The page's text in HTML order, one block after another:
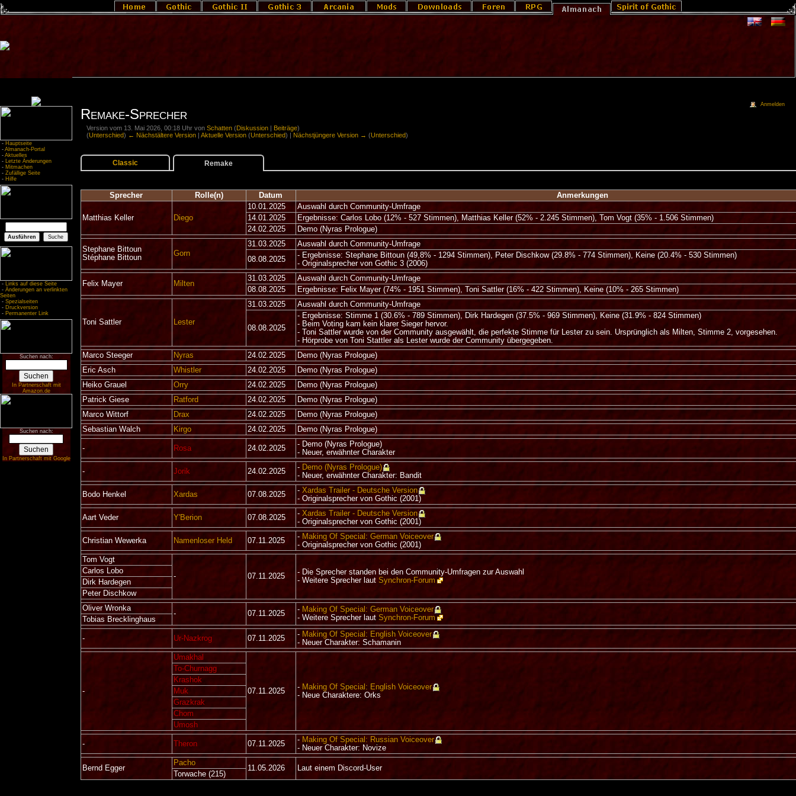
- Hauptseite
- Almanach-Portal
- Aktuelles
- Letzte Änderungen
- Mitmachen
- Zufällige Seite
- Hilfe
- Links auf diese Seite
- Änderungen an verlinkten
Seiten
- Spezialseiten
- Druckversion
- Permanenter Link
Suchen nach:
In Partnerschaft mit
Amazon.de
Suchen nach:
In Partnerschaft mit Google
Remake-Sprecher
Version vom 13. Mai 2026, 00:18 Uhr vonSchatten (Diskussion | Beiträge)
(Unterschied) ← Nächstältere Version |Aktuelle Version (Unterschied) | Nächstjüngere Version → (Unterschied)
Classic Remake
Sprecher Rolle(n) Datum Anmerkungen
Matthias Keller Diego
10.01.2025
Auswahl durch Community-Umfrage
14.01.2025
Ergebnisse: Carlos Lobo (12% - 527 Stimmen), Matthias Keller (52% - 2.245 Stimmen), Tom Vogt (35% - 1.506 Stimmen)
24.02.2025
Demo (Nyras Prologue)
Stephane Bittoun
Stéphane Bittoun
Gorn
31.03.2025
Auswahl durch Community-Umfrage
08.08.2025
- Ergebnisse: Stephane Bittoun (49,8% - 1294 Stimmen), Peter Dischkow (29.8% - 774 Stimmen), Keine (20.4% - 530 Stimmen)
- Originalsprecher von Gothic 3 (2006)
Felix Mayer Milten
31.03.2025
Auswahl durch Community-Umfrage
08.08.2025
Ergebnisse: Felix Mayer (74% - 1951 Stimmen), Toni Sattler (16% - 422 Stimmen), Keine (10% - 265 Stimmen)
Toni Sattler Lester
31.03.2025 Auswahl durch Community-Umfrage
08.08.2025
- Ergebnisse: Stimme 1 (30.6% - 789 Stimmen), Dirk Hardegen (37.5% - 969 Stimmen), Keine (31.9% - 824 Stimmen)
- Beim Voting kam kein klarer Sieger hervor.
- Toni Sattler wurde von der Community ausgewählt, die perfekte Stimme für Lester zu sein. Ursprünglich als Milten, Stimme 2, vorgesehen.
- Hörprobe von Toni Stattler als Lester wurde der Community übergegeben.
Marco Steeger
Nyras 24.02.2025
Demo (Nyras Prologue)
Eric Asch
Whistler 24.02.2025
Demo (Nyras Prologue)
Heiko Grauel
Orry 24.02.2025
Demo (Nyras Prologue)
Patrick Giese
Ratford 24.02.2025
Demo (Nyras Prologue)
Marco Wittorf
Drax 24.02.2025
Demo (Nyras Prologue)
Sebastian Walch
Kirgo 24.02.2025 Demo (Nyras Prologue)
- Rosa 24.02.2025
- Demo (Nyras Prologue)
- Neuer, erwähnter Charakter
- Jorik 24.02.2025 - Demo (Nyras Prologue)
- Neuer, erwähnter Charakter: Bandit
Bodo Henkel Xardas 07.08.2025 -Xardas Trailer - Deutsche Version
- Originalsprecher von Gothic (2001)
Aart Veder Y'Berion 07.08.2025 -Xardas Trailer - Deutsche Version
- Originalsprecher von Gothic (2001)
Christian Wewerka Namenloser Held 07.11.2025 - Making Of Special: German Voiceover
- Originalsprecher von Gothic (2001)
Tom Vogt
-
07.11.2025
- Die Sprecher standen bei den Community-Umfragen zur Auswahl
- Weitere Sprecher lautSynchron-Forum
Carlos Lobo
Dirk Hardegen
Peter Dischkow
Oliver Wronka
- 07.11.2025 - Making Of Special: German Voiceover
- Weitere Sprecher lautSynchron-Forum
Tobias Brecklinghaus
- Ur-Nazkrog 07.11.2025 - Making Of Special: English Voiceover
- Neuer Charakter: Schamanin
-
Umakhal
07.11.2025 - Making Of Special: English Voiceover
- Neue Charaktere: Orks
To-Churnagg
Krashok
Muk
Grazkrak
Chom
Umosh
- Theron 07.11.2025 - Making Of Special: Russian Voiceover
- Neuer Charakter: Novize
Bernd Egger
Pacho
11.05.2026 Laut einem Discord-User
Torwache (215)
Anmelden